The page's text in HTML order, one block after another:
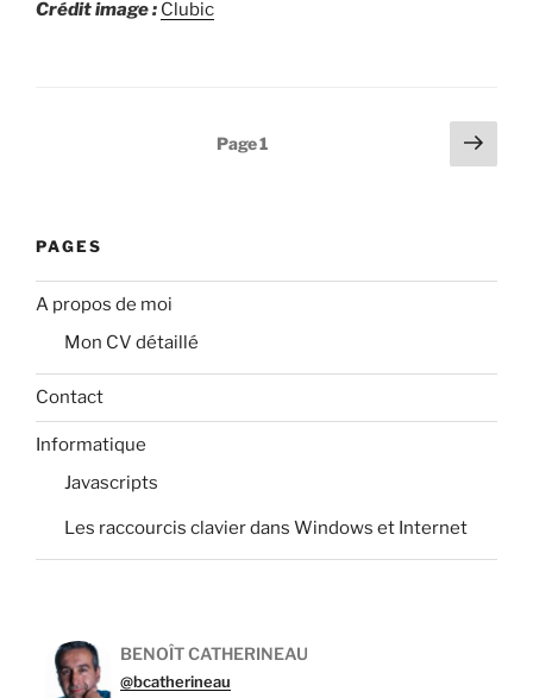
Crédit image : Clubic
Page1
Page
PAGES
A propos de moi
Mon CV détaillé
Contact
Informatique
Javascripts
Les raccourcis clavier dans Windows et Internet
BENOÎT CATHERINEAU
@bcatherineau